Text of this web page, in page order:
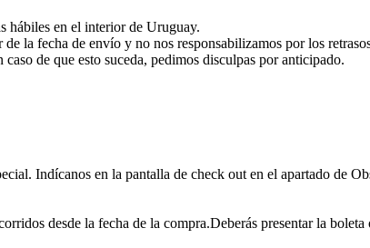
hábiles en el interior de Uruguay.
la fecha de envío y no nos responsabilizamos por los
de que esto suceda, pedimos disculpas por anticipado.
Indícanos en la pantalla de check out en el apartado de
desde la fecha de la compra.Deberás presentar la